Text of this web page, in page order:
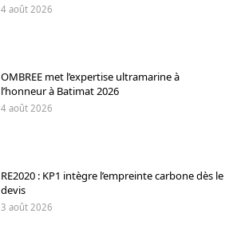
4 août 2026
OMBREE met l’expertise ultramarine à
l’honneur à Batimat 2026
4 août 2026
RE2020 : KP1 intègre l’empreinte carbone dès le
devis
3 août 2026